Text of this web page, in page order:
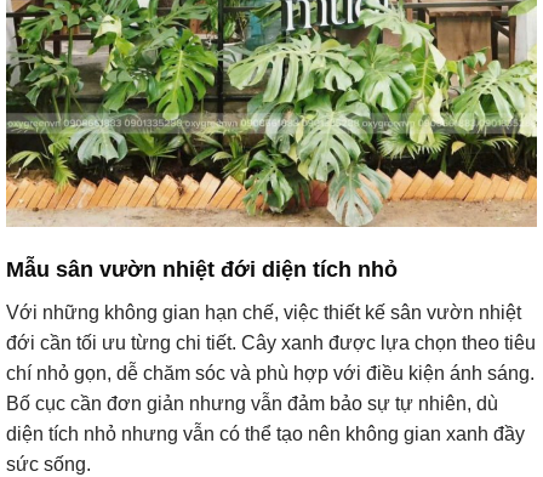
Mẫu sân vườn nhiệt đới diện tích nhỏ
Với những không gian hạn chế, việc thiết kế sân vườn nhiệt
đới cần tối ưu từng chi tiết. Cây xanh được lựa chọn theo tiêu
chí nhỏ gọn, dễ chăm sóc và phù hợp với điều kiện ánh sáng.
Bố cục cần đơn giản nhưng vẫn đảm bảo sự tự nhiên, dù
diện tích nhỏ nhưng vẫn có thể tạo nên không gian xanh đầy
sức sống.